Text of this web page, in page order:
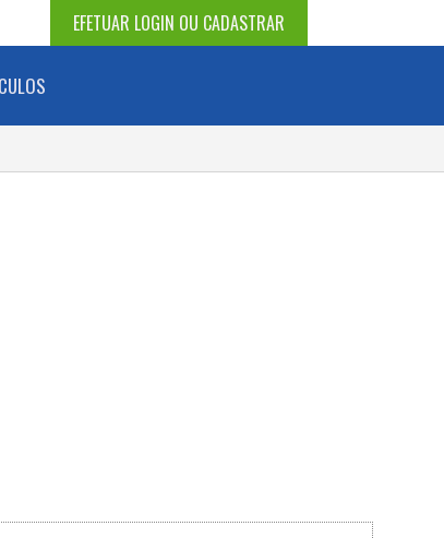
EFETUAR LOGIN OU CADASTRAR